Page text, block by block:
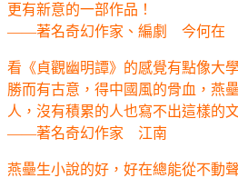
更有新意的一部作品！
——著名奇幻作家、編劇 今何在
看《貞觀幽明譚》的感覺有點像大
勝而有古意，得中國風的骨血，燕
人，沒有積累的人也寫不出這樣的
——著名奇幻作家 江南
燕壘生小說的好，好在總能從不動